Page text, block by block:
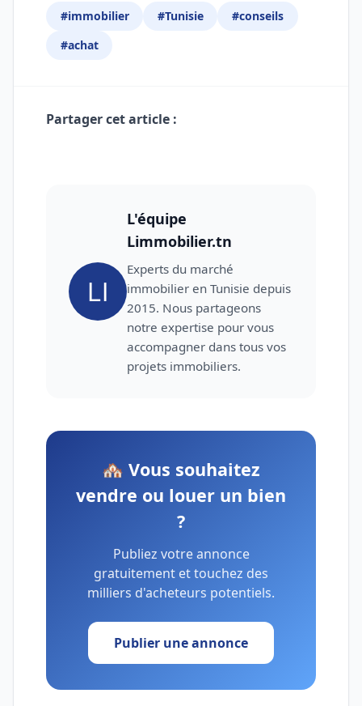
#immobilier #Tunisie
#conseils
#achat
Partager cet article :
L'équipe
Limmobilier.tn
Experts du marché
immobilier en Tunisie depuis
2015. Nous partageons
notre expertise pour vous
accompagner dans tous vos
projets immobiliers.
🏘️ Vous souhaitez
vendre ou louer un bien
?
Publiez votre annonce
gratuitement et touchez des
milliers d'acheteurs potentiels.
Publier une annonce